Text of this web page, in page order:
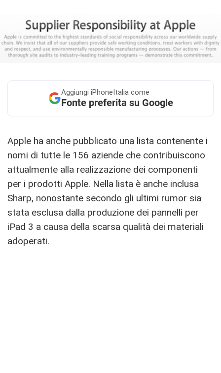
Aggiungi iPhoneItalia come
Fonte preferita su Google
Apple ha anche pubblicato una lista contenente i
nomi di tutte le 156 aziende che contribuiscono
attualmente alla realizzazione dei componenti
per i prodotti Apple. Nella lista è anche inclusa
Sharp, nonostante secondo gli ultimi rumor sia
stata esclusa dalla produzione dei pannelli per
iPad 3 a causa della scarsa qualità dei materiali
adoperati.